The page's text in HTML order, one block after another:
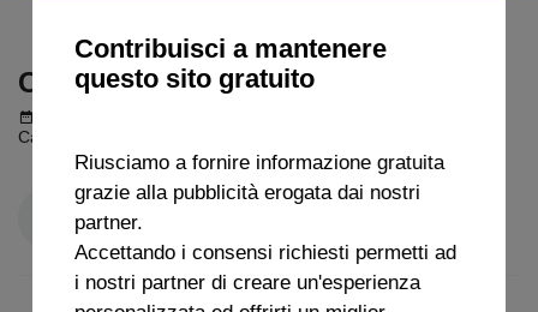
CALCIOPIÙ ON AIR
CALCIOPIÙ ON AIR
Calciopiù on Air puntata del 11 11 2025
Contribuisci a mantenere
questo sito gratuito
Riusciamo a fornire informazione gratuita
grazie alla pubblicità erogata dai nostri
partner.
Accettando i consensi richiesti permetti ad
i nostri partner di creare un'esperienza